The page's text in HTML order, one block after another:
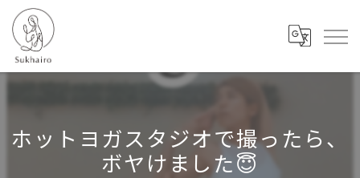
ホットヨガスタジオで撮ったら、
ボヤけました😇